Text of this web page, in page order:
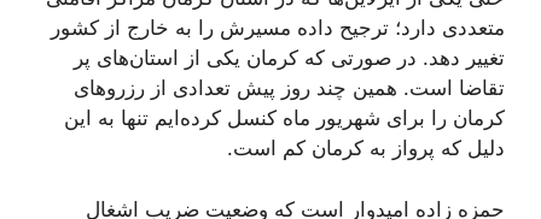
متعددی دارد؛ ترجیح داده مسیرش را به خارج از کشور
تغییر دهد. در صورتی که کرمان یکی از استان‌های پر
تقاضا است. همین چند روز پیش تعدادی از رزروهای
کرمان را برای شهریور ماه کنسل کرده‌ایم تنها به این
دلیل که پرواز به کرمان کم است.
حمزه زاده امیدوار است که وضعیت ضریب اشغال